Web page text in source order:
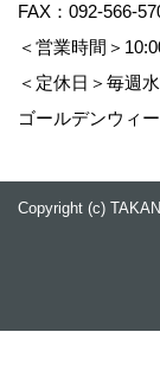
FAX：092-566-
＜営業時間＞
＜定休日＞毎週
ゴールデンウィ
Copyright (c)